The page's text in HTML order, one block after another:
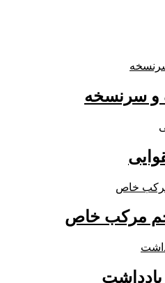
خاص